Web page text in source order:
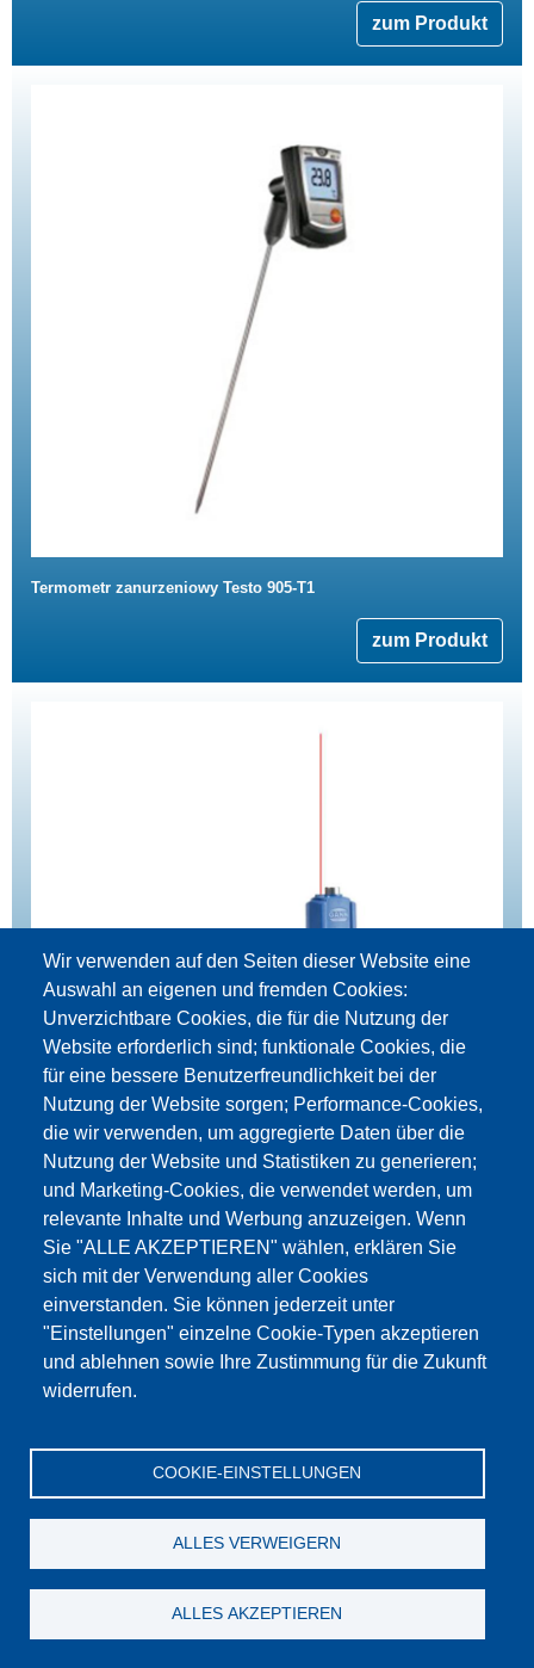
zum Produkt
Termometr zanurzeniowy Testo 905-T1
zum Produkt
Powierzchniowy czujnik temperatury na podczerwień IR 40 BL
zum Produkt
Wir verwenden auf den Seiten dieser Website eine
Auswahl an eigenen und fremden Cookies:
Unverzichtbare Cookies, die für die Nutzung der
Website erforderlich sind; funktionale Cookies, die
für eine bessere Benutzerfreundlichkeit bei der
Nutzung der Website sorgen; Performance-Cookies,
die wir verwenden, um aggregierte Daten über die
Nutzung der Website und Statistiken zu generieren;
und Marketing-Cookies, die verwendet werden, um
relevante Inhalte und Werbung anzuzeigen. Wenn
Sie "ALLE AKZEPTIEREN" wählen, erklären Sie
sich mit der Verwendung aller Cookies
einverstanden. Sie können jederzeit unter
"Einstellungen" einzelne Cookie-Typen akzeptieren
und ablehnen sowie Ihre Zustimmung für die Zukunft
widerrufen.
COOKIE-EINSTELLUNGEN
ALLES VERWEIGERN
ALLES AKZEPTIEREN